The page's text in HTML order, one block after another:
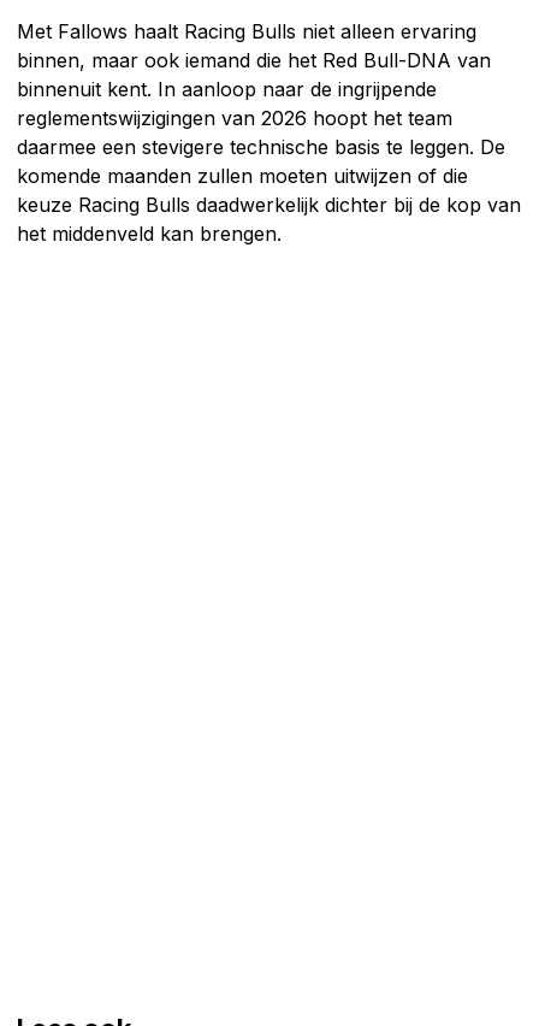
Met Fallows haalt Racing Bulls niet alleen ervaring
binnen, maar ook iemand die het Red Bull-DNA van
binnenuit kent. In aanloop naar de ingrijpende
reglementswijzigingen van 2026 hoopt het team
daarmee een stevigere technische basis te leggen. De
komende maanden zullen moeten uitwijzen of die
keuze Racing Bulls daadwerkelijk dichter bij de kop van
het middenveld kan brengen.